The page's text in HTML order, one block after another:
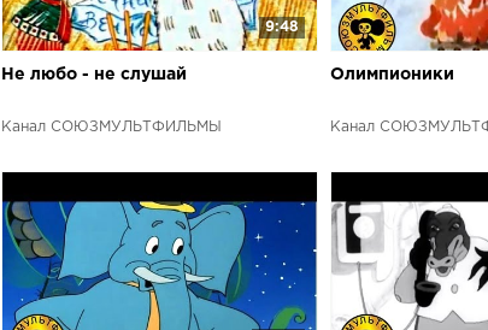
9:48
Не любо - не слушай
Канал СОЮЗМУЛЬТФИЛЬМЫ
Олимпионики
Канал